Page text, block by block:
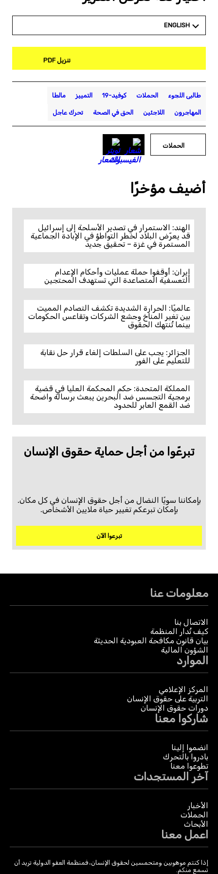
ENGLISH
تنزيل PDF
طالبى اللجوء الحملات كوفيد-19 التمييز مالطا
المهاجرون اللاجئين الحق في الصحة تحرك عاجل
الحملات
أضيف مؤخرًا
الهند: الاستمرار في تصدير الأسلحة إلى إسرائيل
قد يعرّض البلاد لخطر التواطؤ في الإبادة الجماعية
المستمرة في غزة – تحقيق جديد
إيران: أوقفوا حملة عمليات وأحكام الإعدام
التعسفية المتصاعدة التي تستهدف المحتجين
عالميًا: الحرارة الشديدة تكشف التصادم المميت
بين تغير المناخ وجشع الشركات وتقاعس الحكومات
بينما تُنتهك الحقوق
الجزائر: يجب على السلطات إلغاء قرار حل نقابة
للتعليم على الفور
المملكة المتحدة: حكم المحكمة العليا في قضية
برمجية التجسس ضد البحرين يبعث برسالة واضحة
ضد القمع العابر للحدود
تبرعّوا من أجل حماية حقوق الإنسان
بإمكاننا سويًا النضال من أجل حقوق الإنسان في كل مكان.
بإمكان تبرعكم تغيير حياة ملايين الأشخاص.
تبرعوا الآن
معلومات عنا
الاتصال بنا
كيف تُدار المنظمة
بيان قانون مكافحة العبودية الحديثة
الشؤون المالية
الموارد
المركز الإعلامي
التربية على حقوق الإنسان
دورات حقوق الإنسان
شاركوا معنا
انضموا إلينا
بادروا بالتحرك
تطوعوا معنا
آخر المستجدات
الأخبار
الحملات
الأبحاث
اعمل معنا
إذا كنتم موهوبين ومتحمسين لحقوق الإنسان، فمنظمة العفو الدولية تريد أن
تسمع منكم.